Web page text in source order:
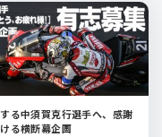
る中須賀克行選手へ、感謝
る横断幕企画